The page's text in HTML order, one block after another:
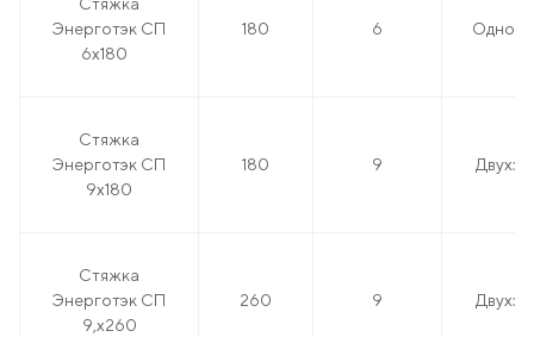
Стяжка
Энерготэк СП
6х180
180 6
Стяжка
Энерготэк СП
9х180
180 9
Стяжка
Энерготэк СП
9,х260
260 9